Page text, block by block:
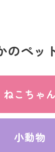
のペッ
ねこちゃん
小動物